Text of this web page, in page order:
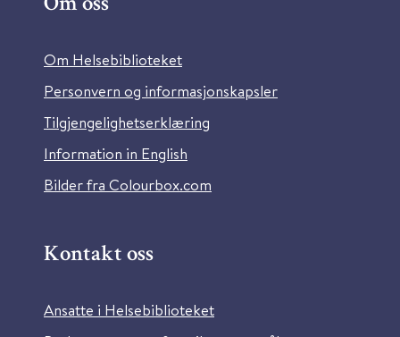
Om oss
Om Helsebiblioteket
Personvern og informasjonskapsler
Tilgjengelighetserklæring
Information in English
Bilder fra Colourbox.com
Kontakt oss
Ansatte i Helsebiblioteket